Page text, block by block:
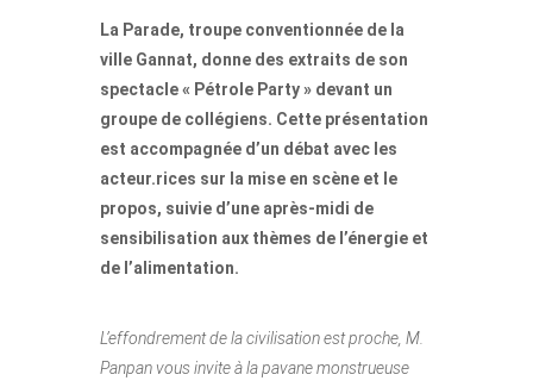
La Parade, troupe conventionnée de la
ville Gannat, donne des extraits de son
spectacle « Pétrole Party » devant un
groupe de collégiens. Cette présentation
est accompagnée d’un débat avec les
acteur.rices sur la mise en scène et le
propos, suivie d’une après-midi de
sensibilisation aux thèmes de l’énergie et
de l’alimentation.
L’effondrement de la civilisation est proche, M.
Panpan vous invite à la pavane monstrueuse